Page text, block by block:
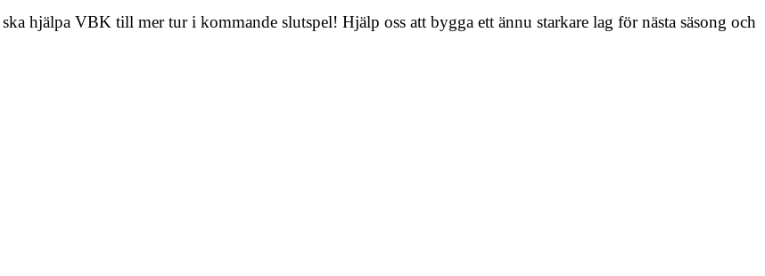
hjälpa VBK till mer tur i kommande slutspel! Hjälp oss att bygga ett ännu starkare lag för nästa säsong och